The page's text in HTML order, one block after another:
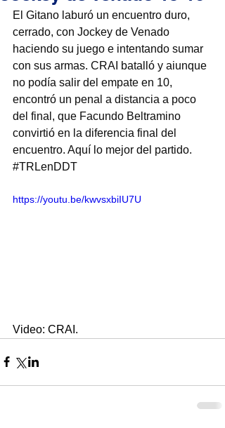
El Gitano laburó un encuentro duro,
cerrado, con Jockey de Venado
haciendo su juego e intentando sumar
con sus armas. CRAI batalló y aiunque
no podía salir del empate en 10,
encontró un penal a distancia a poco
del final, que Facundo Beltramino
convirtió en la diferencia final del
encuentro. Aquí lo mejor del partido.
#TRLenDDT
https://youtu.be/kwvsxbiIU7U
Video: CRAI.